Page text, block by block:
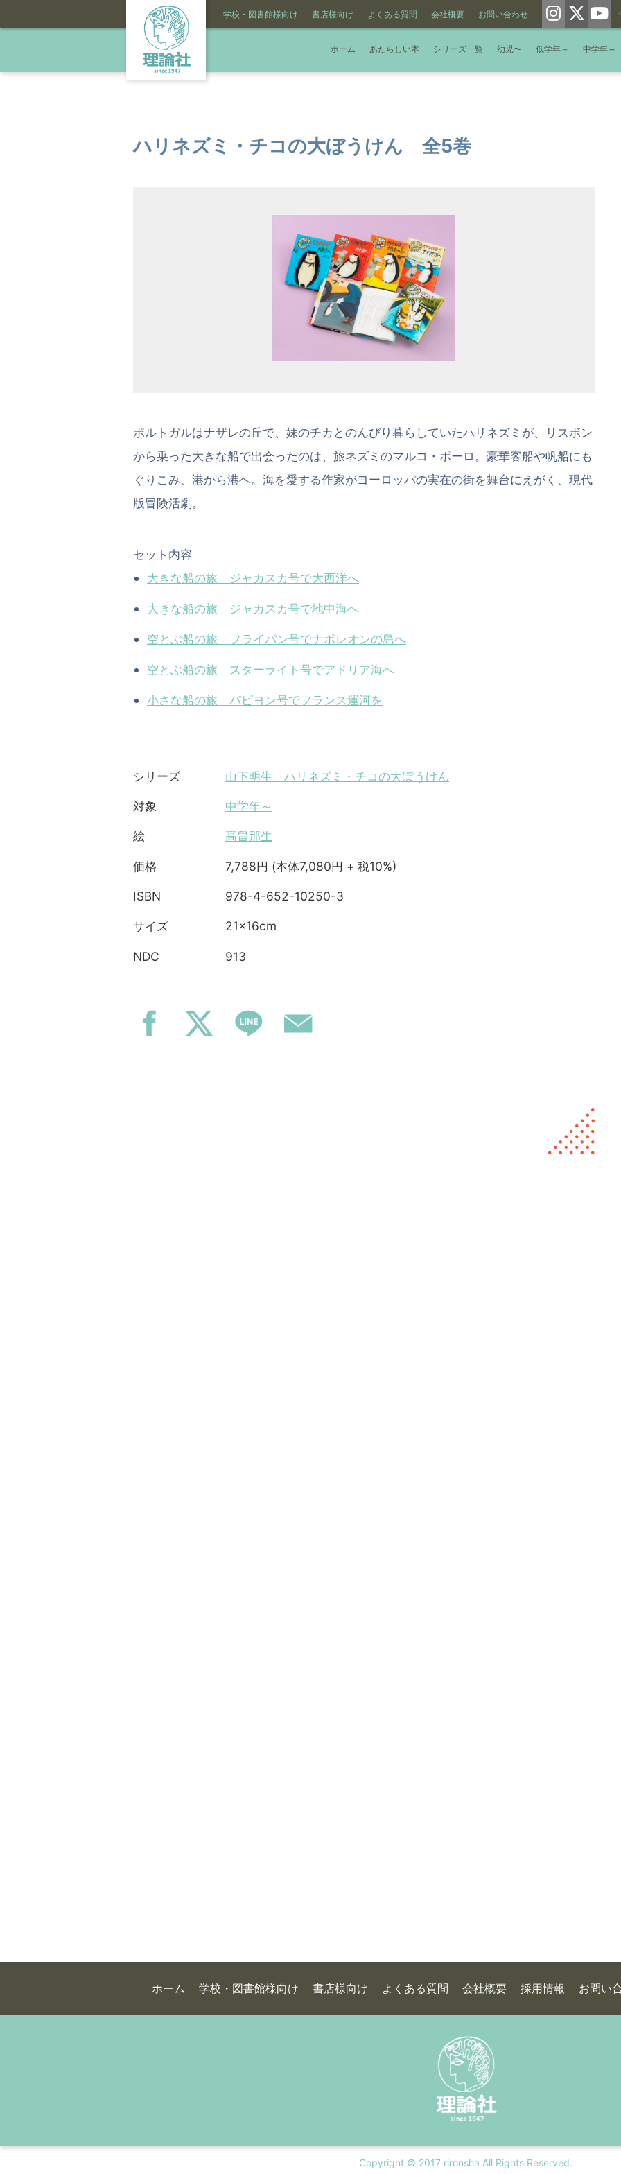
学校・図書館様向け 書店様向け よくある質問 会社概要 お問い合わせ
ホーム あたらしい本 シリーズ一覧 幼児〜 低学年～ 中学年～
ハリネズミ・チコの大ぼうけん 全5巻
ポルトガルはナザレの丘で、妹のチカとのんびり暮らしていたハリネズミが、リスボン
から乗った大きな船で出会ったのは、旅ネズミのマルコ・ポーロ。豪華客船や帆船にも
ぐりこみ、港から港へ。海を愛する作家がヨーロッパの実在の街を舞台にえがく、現代
版冒険活劇。
セット内容
大きな船の旅 ジャカスカ号で大西洋へ
大きな船の旅 ジャカスカ号で地中海へ
空とぶ船の旅 フライパン号でナポレオンの島へ
空とぶ船の旅 スターライト号でアドリア海へ
小さな船の旅 パピヨン号でフランス運河を
シリーズ 山下明生 ハリネズミ・チコの大ぼうけん
対象 中学年～
絵 高畠那生
価格 7,788円 (本体7,080円 + 税10%)
ISBN 978-4-652-10250-3
サイズ 21×16cm
NDC 913
ホーム 学校・図書館様向け 書店様向け よくある質問 会社概要 採用情報 お問い
Copyright © 2017 rironsha All Rights Reserved.